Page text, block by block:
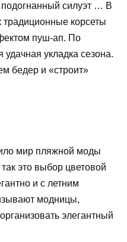
силуэт … В
традиционные корсеты
пуш-ап. По
укладка сезона.
бедер и «строит»
мир пляжной моды
это выбор цветовой
и с летним
модницы,
элегантный